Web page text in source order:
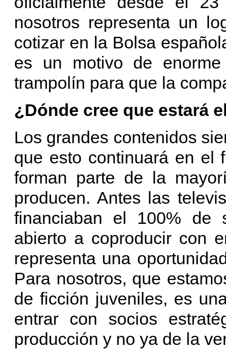
nosotros representa un
cotizar en la Bolsa
es un motivo de
trampolín para que la
¿Dónde cree que estará
Los grandes contenidos
que esto continuará en el
forman parte de la
producen. Antes las
financiaban el 100% de
abierto a coproducir con
representa una
Para nosotros, que
de ficción juveniles, es
entrar con socios
producción y no ya de la